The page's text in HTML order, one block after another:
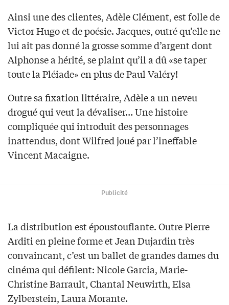
Ainsi une des clientes, Adèle Clément, est folle de
Victor Hugo et de poésie. Jacques, outré qu’elle ne
lui ait pas donné la grosse somme d’argent dont
Alphonse a hérité, se plaint qu’il a dû «se taper
toute la Pléiade» en plus de Paul Valéry!
Outre sa fixation littéraire, Adèle a un neveu
drogué qui veut la dévaliser… Une histoire
compliquée qui introduit des personnages
inattendus, dont Wilfred joué par l’ineffable
Vincent Macaigne.
Publicité
La distribution est époustouflante. Outre Pierre
Arditi en pleine forme et Jean Dujardin très
convaincant, c’est un ballet de grandes dames du
cinéma qui défilent: Nicole Garcia, Marie-
Christine Barrault, Chantal Neuwirth, Elsa
Zylberstein, Laura Morante.